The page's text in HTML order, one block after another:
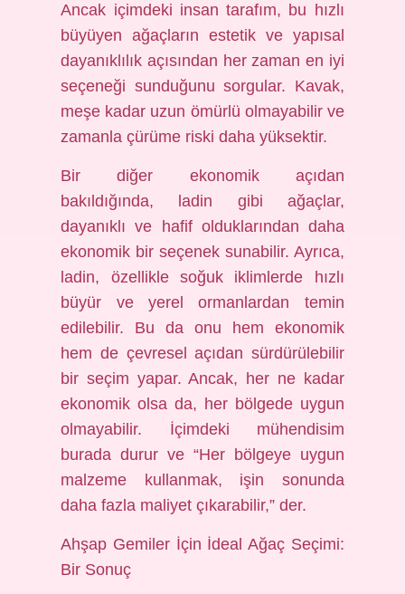
Ancak içimdeki insan tarafım, bu hızlı
büyüyen ağaçların estetik ve yapısal
dayanıklılık açısından her zaman en iyi
seçeneği sunduğunu sorgular. Kavak,
meşe kadar uzun ömürlü olmayabilir ve
zamanla çürüme riski daha yüksektir.
Bir diğer ekonomik açıdan
bakıldığında, ladin gibi ağaçlar,
dayanıklı ve hafif olduklarından daha
ekonomik bir seçenek sunabilir. Ayrıca,
ladin, özellikle soğuk iklimlerde hızlı
büyür ve yerel ormanlardan temin
edilebilir. Bu da onu hem ekonomik
hem de çevresel açıdan sürdürülebilir
bir seçim yapar. Ancak, her ne kadar
ekonomik olsa da, her bölgede uygun
olmayabilir. İçimdeki mühendisim
burada durur ve “Her bölgeye uygun
malzeme kullanmak, işin sonunda
daha fazla maliyet çıkarabilir,” der.
Ahşap Gemiler İçin İdeal Ağaç Seçimi:
Bir Sonuç